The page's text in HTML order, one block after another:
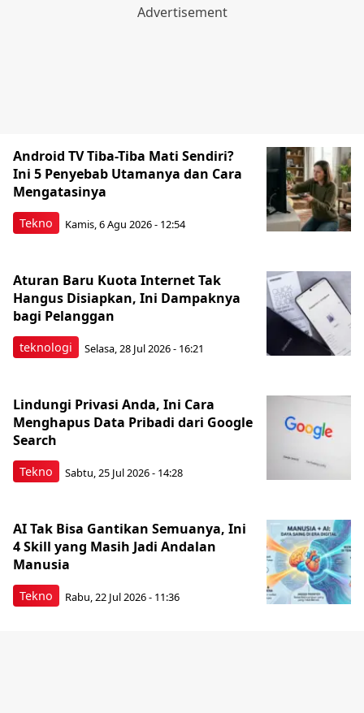
Tekno
Android TV Tiba-Tiba Mati Sendiri?
Ini 5 Penyebab Utamanya dan Cara
Mengatasinya
Kamis, 6 Agu 2026 - 12:54
teknologi
Aturan Baru Kuota Internet Tak
Hangus Disiapkan, Ini Dampaknya
bagi Pelanggan
Selasa, 28 Jul 2026 - 16:21
Tekno
Lindungi Privasi Anda, Ini Cara
Menghapus Data Pribadi dari Google
Search
Sabtu, 25 Jul 2026 - 14:28
Tekno
AI Tak Bisa Gantikan Semuanya, Ini
4 Skill yang Masih Jadi Andalan
Manusia
Rabu, 22 Jul 2026 - 11:36